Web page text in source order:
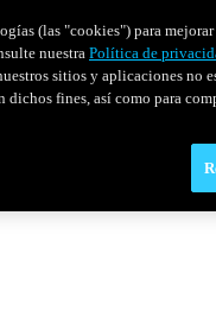
(las "cookies") para
nuestra Política de
sitios y aplicaciones no
fines, así como para